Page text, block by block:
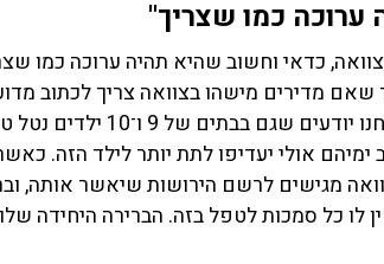
ערוכה כמו שצריך"
כדאי וחשוב שהיא תהיה ערוכה כמו
מדירים מישהו בצוואה צריך לכתוב
רק לאחד הילדים גם לומר מדוע כי
אולי יעדיפו לתת יותר לילד הזה.
מגישים לרשם הירושות שיאשר אותה,
לו כל סמכות לטפל בזה. הברירה היחידה